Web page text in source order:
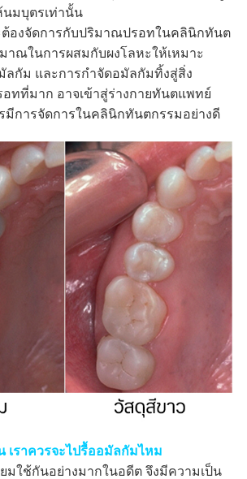
มบุตรเท่านั้น
จัดการกับปริมาณปรอทในคลินิกทันต
าณในการผสมกับผงโลหะให้เหมาะ
กัม และการกำจัดอมัลกัมทิ้งสู่สิ่ง
ทที่มาก อาจเข้าสู่ร่างกายทันตแพทย์
มีการจัดการในคลินิกทันตกรรมอย่างดี
เราควรจะไปรื้ออมัลกัมไหม
กันอย่างมากในอดีต จึงมีความเป็น